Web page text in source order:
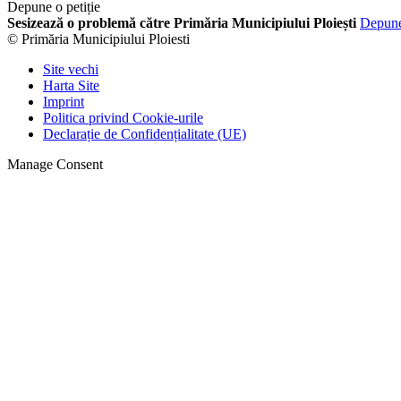
Depune o petiție
Sesizează o problemă către Primăria Municipiului Ploiești
© Primăria Municipiului Ploiesti
Site vechi
Harta Site
Imprint
Politica privind Cookie-urile
Declarație de Confidențialitate (UE)
Manage Consent